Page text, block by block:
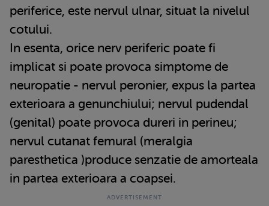
periferice, este nervul ulnar, situat la nivelul
cotului.
In esenta, orice nerv periferic poate fi
implicat si poate provoca simptome de
neuropatie - nervul peronier, expus la partea
exterioara a genunchiului; nervul pudendal
(genital) poate provoca dureri in perineu;
nervul cutanat femural (meralgia
paresthetica )produce senzatie de amorteala
in partea exterioara a coapsei.